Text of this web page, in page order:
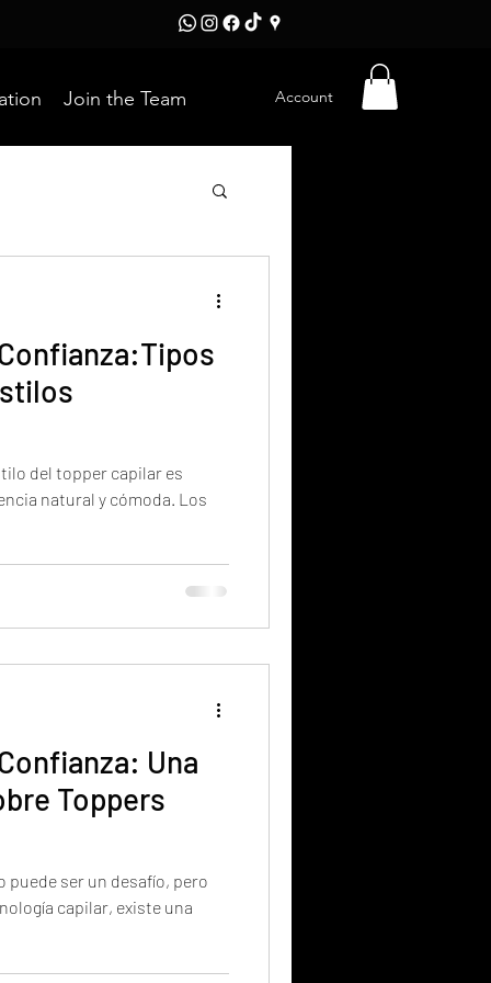
Join the Team Account
del topper capilar es
natural y cómoda. Los
Una
Toppers
ser un desafío, pero
capilar, existe una